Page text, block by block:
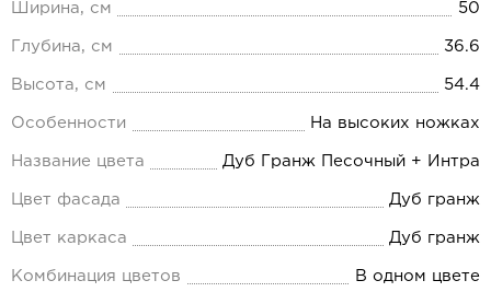
Ширина, см 50
Глубина, см 36.6
Высота, см 54.4
Особенности На высоких ножках
Название цвета Дуб Гранж Песочный + Интра
Цвет фасада Дуб гранж
Цвет каркаса Дуб гранж
Комбинация цветов В одном цвете